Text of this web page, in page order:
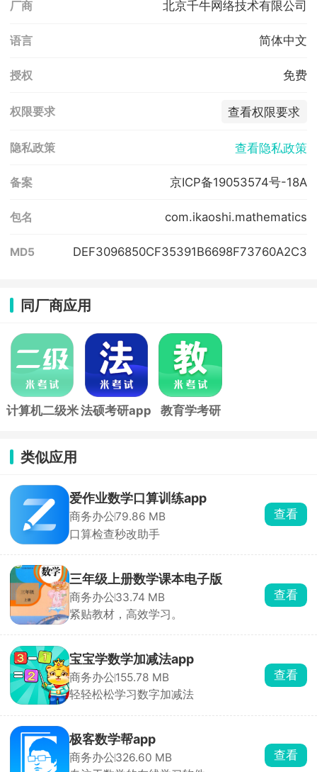
厂商 北京千牛网络技术有限公司
语言 简体中文
授权 免费
权限要求 查看权限要求
隐私政策 查看隐私政策
备案 京ICP备19053574号-18A
包名 com.ikaoshi.mathematics
MD5 DEF3096850CF35391B6698F73760A2C3
同厂商应用
计算机二级米法硕考研app
教育学考研
类似应用
爱作业数学口算训练app
商务办公79.86 MB
口算检查秒改助手
查看
三年级上册数学课本电子版
商务办公33.74 MB
紧贴教材，高效学习。
查看
宝宝学数学加减法app
商务办公155.78 MB
轻轻松松学习数字加减法
查看
极客数学帮app
商务办公326.60 MB
查看